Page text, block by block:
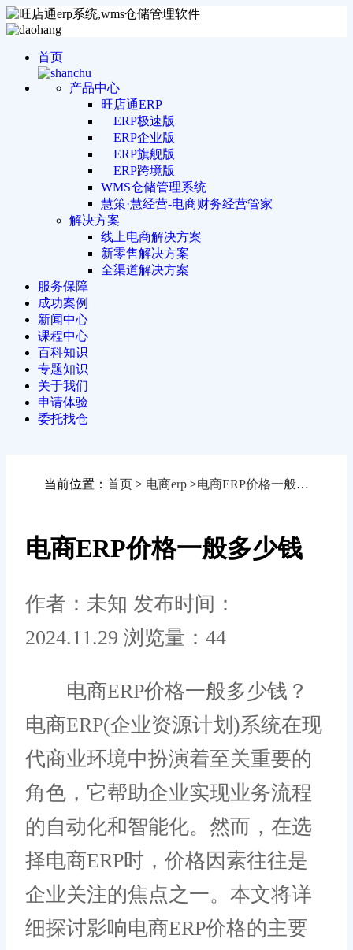
首页
产品中心
旺店通ERP
ERP极速版
ERP企业版
ERP旗舰版
ERP跨境版
WMS仓储管理系统
慧策·慧经营-电商财务经营管家
解决方案
线上电商解决方案
新零售解决方案
全渠道解决方案
服务保障
成功案例
新闻中心
课程中心
百科知识
专题知识
关于我们
申请体验
委托找仓
当前位置： 首页 > 电商erp >电商ERP价格一般多少钱
电商ERP价格一般多少钱
作者：未知 发布时间：
2024.11.29 浏览量：44
电商ERP价格一般多少钱？
电商ERP(企业资源计划)系统在现
代商业环境中扮演着至关重要的
角色，它帮助企业实现业务流程
的自动化和智能化。然而，在选
择电商ERP时，价格因素往往是
企业关注的焦点之一。本文将详
细探讨影响电商ERP价格的主要